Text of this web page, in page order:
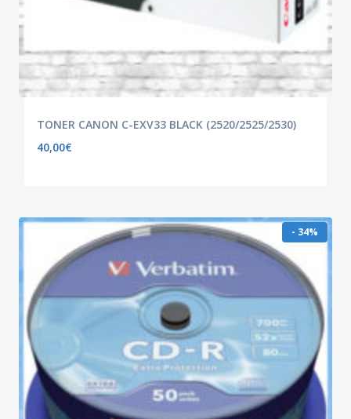
TONER CANON C-EXV33 BLACK (2520/2525/2530)
40,00€
- 34%